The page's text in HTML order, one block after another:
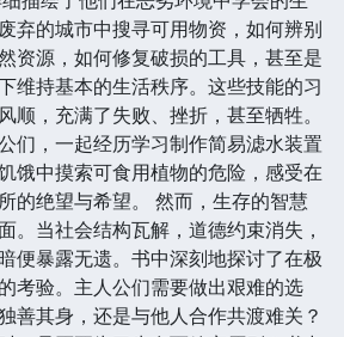
弃的城市中搜寻可用物资，如何辨别
资源，如何修复破损的工具，甚至是
维持基本的生活秩序。这些技能的习
顺，充满了失败、挫折，甚至牺牲。
们，一起经历学习制作简易滤水装置
饿中摸索可食用植物的危险，感受在
的绝望与希望。 然而，生存的智慧
。当社会结构瓦解，道德约束消失，
便暴露无遗。书中深刻地探讨了在极
考验。主人公们需要做出艰难的选
善其身，还是与他人合作共渡难关？